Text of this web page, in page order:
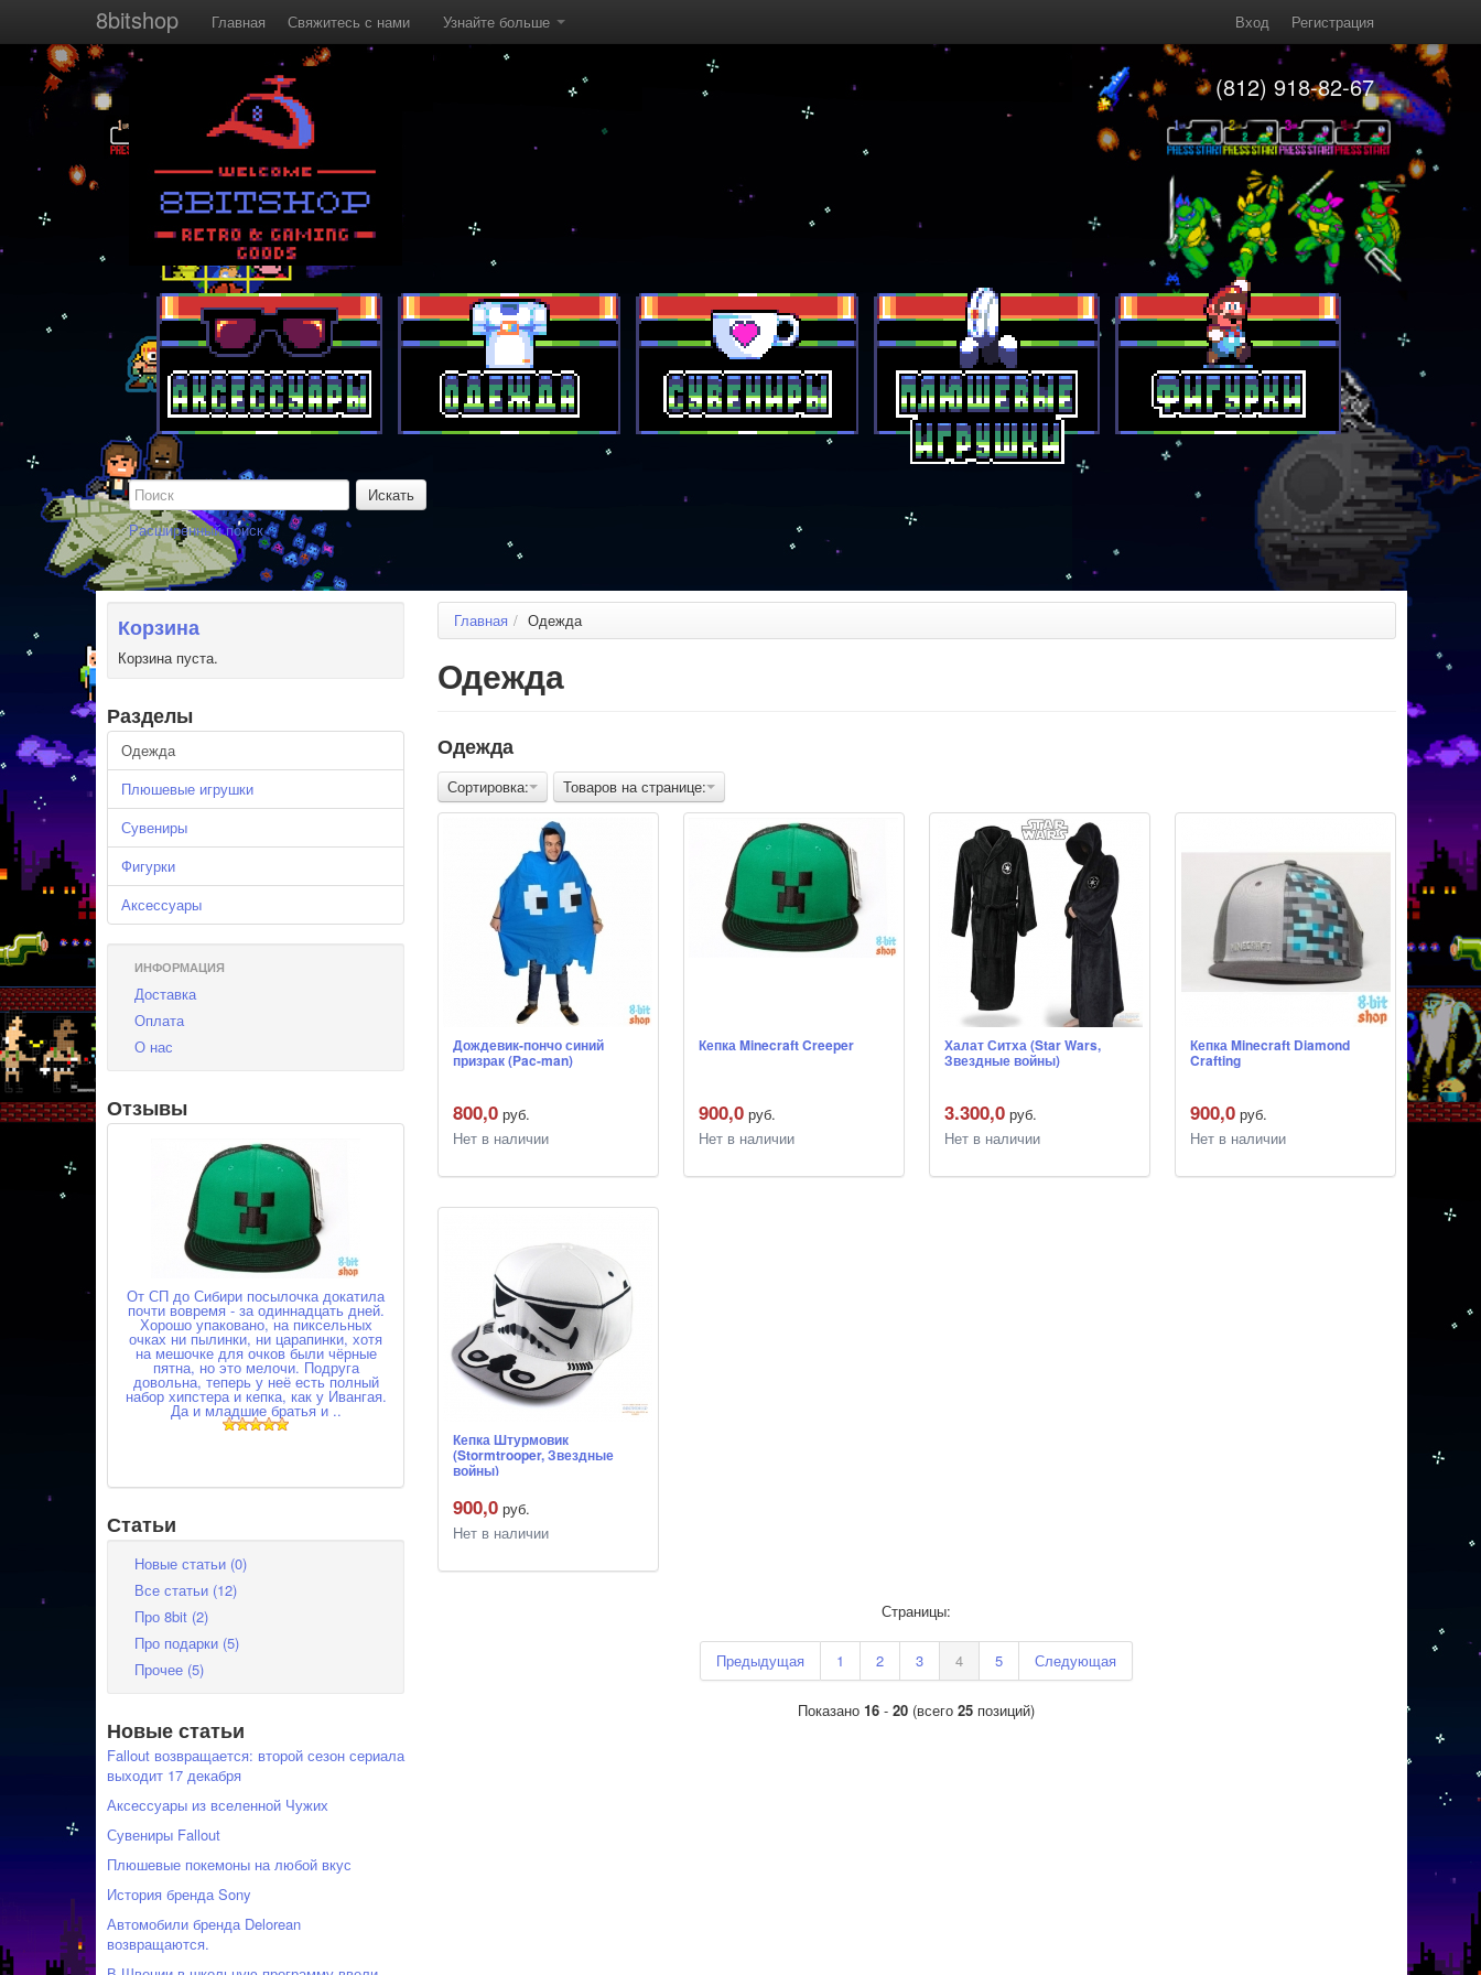
8bitshop Главная Свяжитесь с нами Узнайте больше Вход Регистрация
(812) 918-82-67
Расширенный поиск
Корзина
Корзина пуста.
Разделы
Одежда
Плюшевые игрушки
Сувениры
Фигурки
Аксессуары
ИНФОРМАЦИЯ
Доставка
Оплата
О нас
Отзывы
От СП до Сибири посылочка докатила
почти вовремя - за одиннадцать дней.
Хорошо упаковано, на пиксельных
очках ни пылинки, ни царапинки, хотя
на мешочке для очков были чёрные
пятна, но это мелочи. Подруга
довольна, теперь у неё есть полный
набор хипстера и кепка, как у Ивангая.
Да и младшие братья и ..
Статьи
Новые статьи (0)
Все статьи (12)
Про 8bit (2)
Про подарки (5)
Прочее (5)
Новые статьи
Fallout возвращается: второй сезон сериала
выходит 17 декабря
Аксессуары из вселенной Чужих
Сувениры Fallout
Плюшевые покемоны на любой вкус
История бренда Sony
Автомобили бренда Delorean
возвращаются.
Главная / Одежда
Одежда
Одежда
Сортировка: Товаров на странице:
Дождевик-пончо синий
призрак (Pac-man)
800,0 руб.
Нет в наличии
Кепка Minecraft Creeper
900,0 руб.
Нет в наличии
Халат Ситха (Star Wars,
Звездные войны)
3.300,0 руб.
Нет в наличии
Кепка Minecraft Diamond
Crafting
900,0 руб.
Нет в наличии
Кепка Штурмовик
(Stormtrooper, Звездные
войны)
900,0 руб.
Нет в наличии
Страницы:
Предыдущая 1 2 3 4 5 Следующая
Показано16 -20 (всего25 позиций)